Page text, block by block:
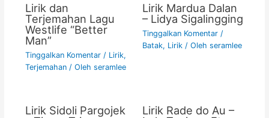
Lirik dan
Terjemahan Lagu
Westlife “Better
Man”
Tinggalkan Komentar / Lirik,
Terjemahan/ Oleh seramlee
Lirik Mardua Dalan
– Lidya Sigalingging
Tinggalkan Komentar /
Batak, Lirik/ Oleh seramlee
Lirik Sidoli Pargojek
Lirik Rade do Au –